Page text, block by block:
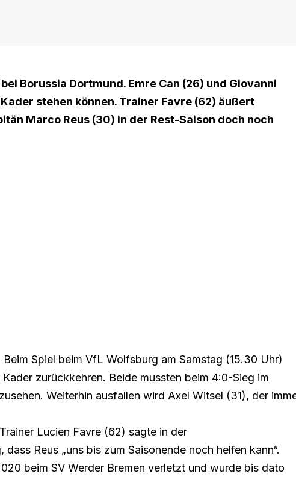
Borussia Dortmund. Emre Can (26) und Giovanni
stehen können. Trainer Favre (62) äußert
Marco Reus (30) in der Rest-Saison doch noch
Spiel beim VfL Wolfsburg am Samstag (15.30 Uhr)
zurückkehren. Beide mussten beim 4:0-Sieg im
Weiterhin ausfallen wird Axel Witsel (31), der
Lucien Favre (62) sagte in der
Reus „uns bis zum Saisonende noch helfen kann“.
beim SV Werder Bremen verletzt und wurde bis dato